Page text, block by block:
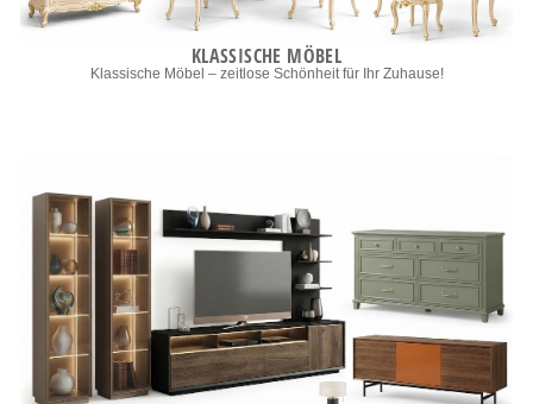
KLASSISCHE MÖBEL
Klassische Möbel – zeitlose Schönheit für Ihr Zuhause!